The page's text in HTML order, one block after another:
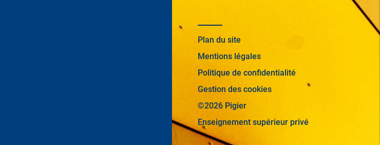
Plan du site
Mentions légales
Politique de confidentialité
Gestion des cookies
©2026 Pigier
Enseignement supérieur privé